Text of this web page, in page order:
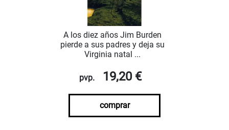
A los diez años Jim Burden
pierde a sus padres y deja su
Virginia natal ...
pvp. 19,20 €
comprar